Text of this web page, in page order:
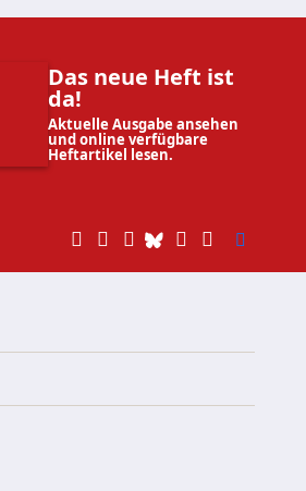
Das neue Heft ist
da!
Aktuelle Ausgabe ansehen
und online verfügbare
Heftartikel lesen.